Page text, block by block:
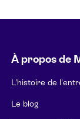
À propos de
L'histoire de
Le blog